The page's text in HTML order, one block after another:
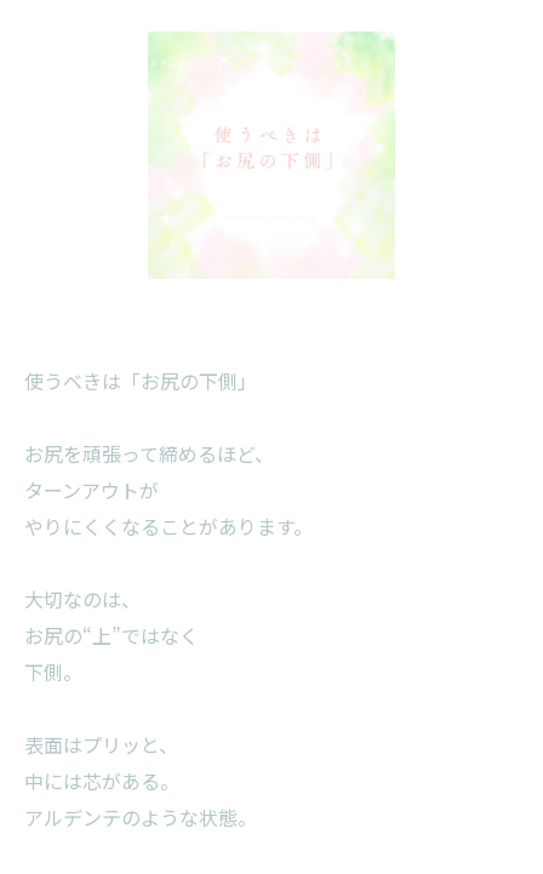
使うべきは「お尻の下側」
お尻を頑張って締めるほど、
ターンアウトが
やりにくくなることがあります。
大切なのは、
お尻の“上”ではなく
下側。
表面はプリッと、
中には芯がある。
アルデンテのような状態。